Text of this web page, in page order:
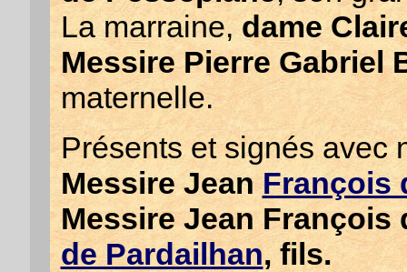
La marraine,dame
Messire Pierre Gabriel
maternelle.
Présents et signés avec
Messire JeanFrançois
Messire Jean François
de Pardailhan, fils.